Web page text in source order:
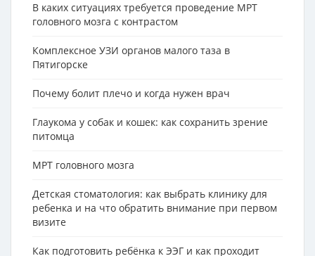
В каких ситуациях требуется проведение МРТ
головного мозга с контрастом
Комплексное УЗИ органов малого таза в
Пятигорске
Почему болит плечо и когда нужен врач
Глаукома у собак и кошек: как сохранить зрение
питомца
МРТ головного мозга
Детская стоматология: как выбрать клинику для
ребенка и на что обратить внимание при первом
визите
Как подготовить ребёнка к ЭЭГ и как проходит